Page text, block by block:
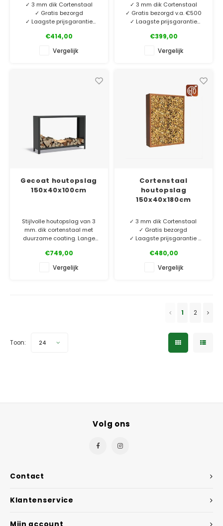
✓ 3 mm dik Cortenstaal
✓ Gratis bezorgd
✓ Laagste prijsgarantie
Cortenstaal houtopslag van
3 mm dik cortenstaal zonder
€414,00
Vergelijk
✓ 3 mm dik Cortenstaal
✓ Gratis bezorgd v.a. €500
✓ Laagste prijsgarantie
Cortenstaal houtopslag van
3 mm dik cortenstaal met
€399,00
Vergelijk
Gecoat houtopslag
150x40x100cm
Stijlvolle houtopslag van 3
mm. dik cortenstaal met
duurzame coating. Lange
gezelliger dan een tuin met
vuurelement en een goed
gevulde houtopslag?
€749,00
Vergelijk
Cortenstaal
houtopslag
150x40x180cm
✓ 3 mm dik Cortenstaal
✓ Gratis bezorgd
✓ Laagste prijsgarantie
Cortenstaal houtopslag van
3 mm dik cortenstaal zonder
€480,00
Vergelijk
1 2
Toon: 24
Contact
Volg ons
Klantenservice